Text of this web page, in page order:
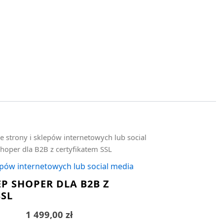
strony i sklepów internetowych lub social
dla B2B z certyfikatem SSL
internetowych lub social media
SHOPER DLA B2B Z
1 499,00 zł